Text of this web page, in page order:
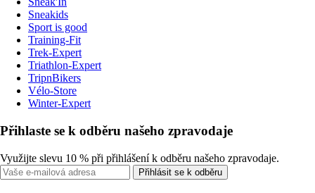
Sneakids
Sport is good
Training-Fit
Trek-Expert
Triathlon-Expert
TripnBikers
Vélo-Store
Winter-Expert
Přihlaste se k odběru našeho zpravodaje
Využijte slevu 10 % při přihlášení k odběru našeho zpravodaje.
Přihlásit se k odběru